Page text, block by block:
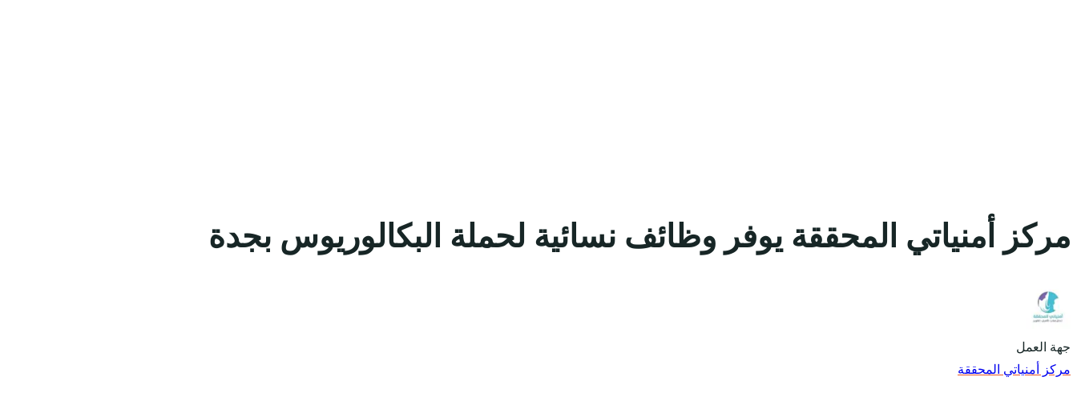
مركز أمنياتي المحققة يوفر وظائف نسائية لحملة البكالوريوس بجدة
جهة العمل
مركز أمنياتي المحققة